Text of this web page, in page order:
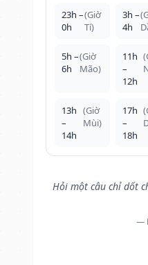
23h –
0h
(Giờ
Tí)
3h –
4h
5h –
6h
(Giờ
Mão)
11h
–
12h
13h
–
14h
(Giờ
Mùi)
17h
–
18h
Hỏi một câu chỉ dốt
—